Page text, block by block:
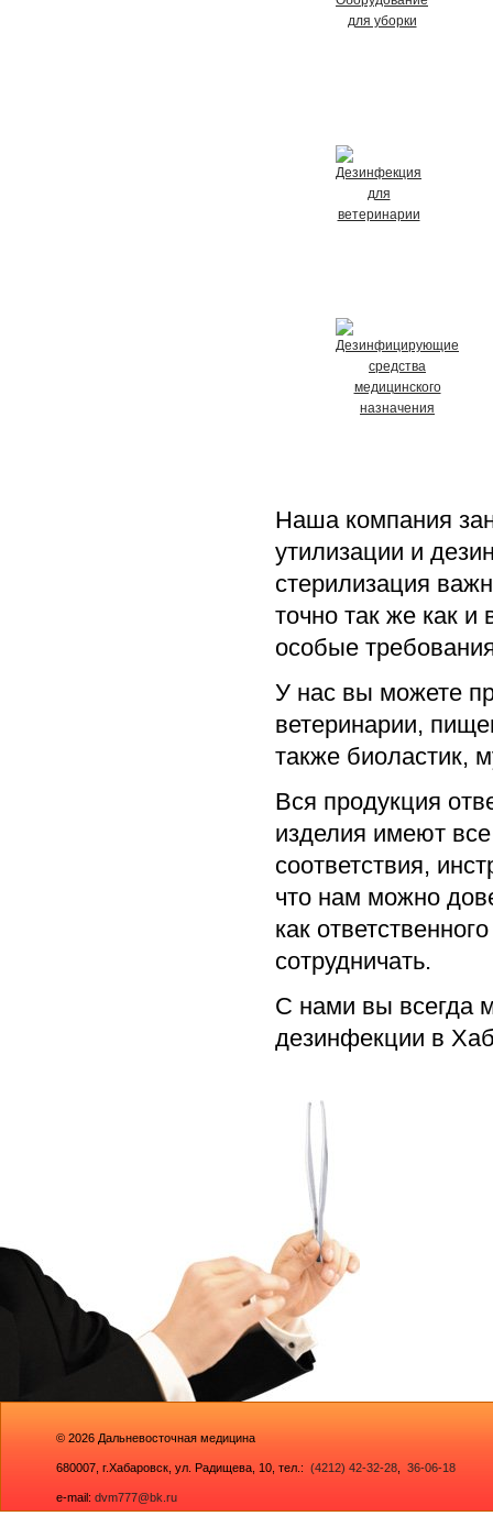
Наша компания
утилизации и
стерилизация
точно так же как
особые
У нас вы можете
ветеринарии,
также биоластик,
Вся продукция
изделия имеют
соответствия,
что нам можно
как
сотрудничать.
С нами вы всегда
дезинфекции в
© 2026 Дальневосточная медицина
680007, г.Хабаровск, ул. Радищева, 10 , тел.: (4212) 42-32-28 36-06-18
e-mail: dvm777@bk.ru